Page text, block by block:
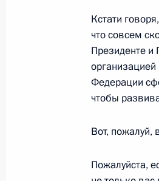
Владимир
съезда
4 декабря 2021
3 декабря 2021
Кстати
что совсем
Президенте и
Федерации
чтобы
Вот, пожалуй,
Пожалуйста,